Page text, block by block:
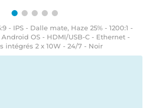
- IPS - Dalle mate, Haze 25% - 1200:1 -
OS - HDMI/USB-C - Ethernet -
intégrés 2 x 10W - 24/7 - Noir